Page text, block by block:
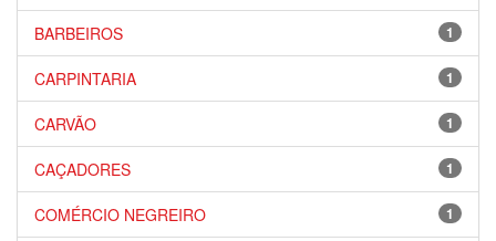
1
BARBEIROS
1
CARPINTARIA
1
CARVÃO
1
CAÇADORES
1
COMÉRCIO NEGREIRO